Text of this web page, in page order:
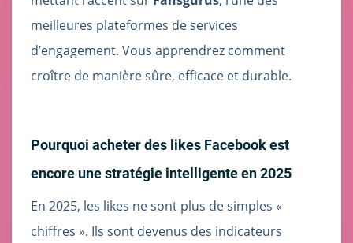
meilleures plateformes de services
d’engagement. Vous apprendrez comment
croître de manière sûre, efficace et durable.
Pourquoi acheter des likes Facebook est
encore une stratégie intelligente en 2025
En 2025, les likes ne sont plus de simples «
chiffres ». Ils sont devenus des indicateurs